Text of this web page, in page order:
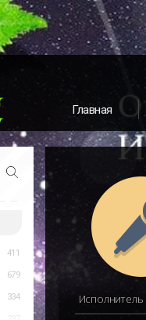
Главная
411
679
334 Исполнитель